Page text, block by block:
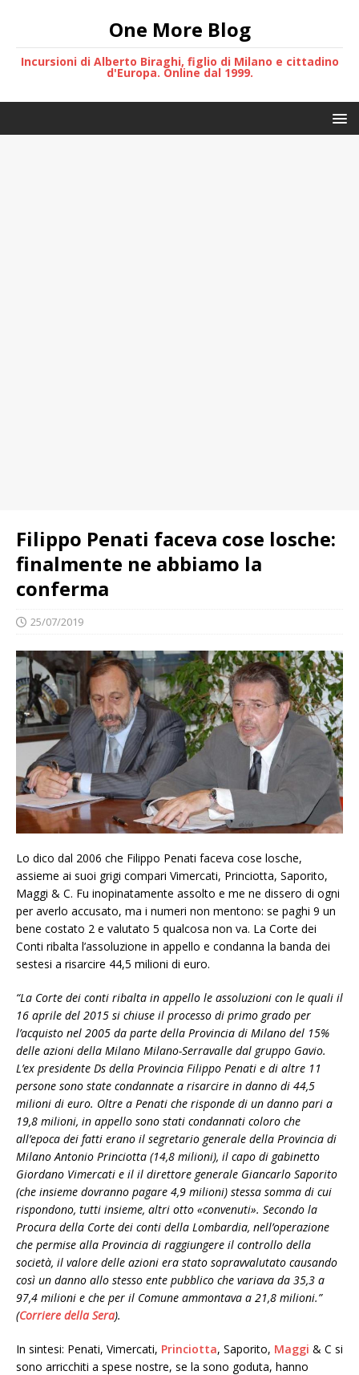
One More Blog
Incursioni di Alberto Biraghi, figlio di Milano e cittadino
d'Europa. Online dal 1999.
Filippo Penati faceva cose losche:
finalmente ne abbiamo la
conferma
25/07/2019
Lo dico dal 2006 che Filippo Penati faceva cose losche,
assieme ai suoi grigi compari Vimercati, Princiotta, Saporito,
Maggi & C. Fu inopinatamente assolto e me ne dissero di ogni
per averlo accusato, ma i numeri non mentono: se paghi 9 un
bene costato 2 e valutato 5 qualcosa non va. La Corte dei
Conti ribalta l’assoluzione in appello e condanna la banda dei
sestesi a risarcire 44,5 milioni di euro.
“La Corte dei conti ribalta in appello le assoluzioni con le quali il
16 aprile del 2015 si chiuse il processo di primo grado per
l’acquisto nel 2005 da parte della Provincia di Milano del 15%
delle azioni della Milano Milano-Serravalle dal gruppo Gavio.
L’ex presidente Ds della Provincia Filippo Penati e di altre 11
persone sono state condannate a risarcire in danno di 44,5
milioni di euro. Oltre a Penati che risponde di un danno pari a
19,8 milioni, in appello sono stati condannati coloro che
all’epoca dei fatti erano il segretario generale della Provincia di
Milano Antonio Princiotta (14,8 milioni), il capo di gabinetto
Giordano Vimercati e il il direttore generale Giancarlo Saporito
(che insieme dovranno pagare 4,9 milioni) stessa somma di cui
rispondono, tutti insieme, altri otto «convenuti». Secondo la
Procura della Corte dei conti della Lombardia, nell’operazione
che permise alla Provincia di raggiungere il controllo della
società, il valore delle azioni era stato sopravvalutato causando
così un danno allo stesso ente pubblico che variava da 35,3 a
97,4 milioni e che per il Comune ammontava a 21,8 milioni.”
(Corriere della Sera).
In sintesi: Penati, Vimercati, Princiotta, Saporito, Maggi & C si
sono arricchiti a spese nostre, se la sono goduta, hanno